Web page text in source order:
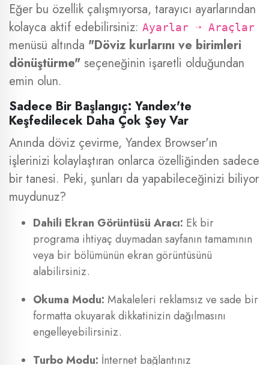
Eğer bu özellik çalışmıyorsa, tarayıcı ayarlarından
kolayca aktif edebilirsiniz: Ayarlar ➝ Araçlar
menüsü altında "Döviz kurlarını ve birimleri
dönüştürme" seçeneğinin işaretli olduğundan
emin olun.
Sadece Bir Başlangıç: Yandex'te
Keşfedilecek Daha Çok Şey Var
Anında döviz çevirme, Yandex Browser'ın
işlerinizi kolaylaştıran onlarca özelliğinden sadece
bir tanesi. Peki, şunları da yapabileceğinizi biliyor
muydunuz?
Dahili Ekran Görüntüsü Aracı: Ek bir
programa ihtiyaç duymadan sayfanın tamamının
veya bir bölümünün ekran görüntüsünü
alabilirsiniz.
Okuma Modu: Makaleleri reklamsız ve sade bir
formatta okuyarak dikkatinizin dağılmasını
engelleyebilirsiniz.
Turbo Modu: İnternet bağlantınız